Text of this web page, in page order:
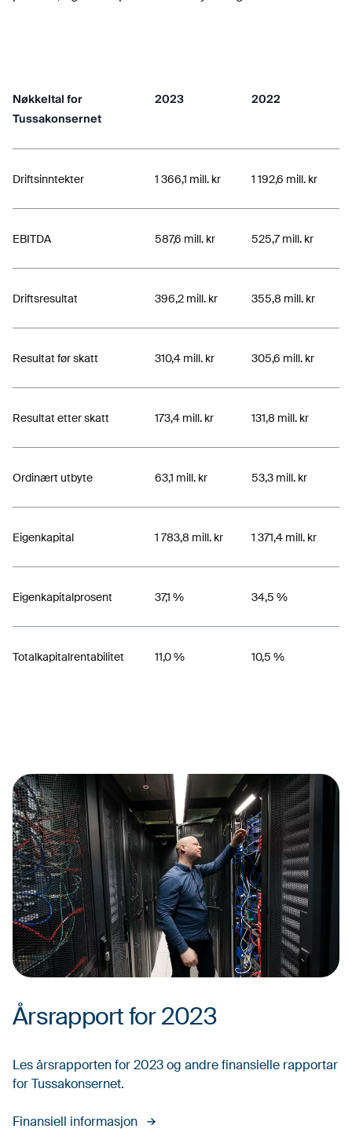
Nøkkeltal for
Tussakonsernet
2023 2022
Driftsinntekter 1 366,1 mill. kr 1 192,6 mill. kr
EBITDA 587,6 mill. kr 525,7 mill. kr
Driftsresultat 396,2 mill. kr 355,8 mill. kr
Resultat før skatt 310,4 mill. kr 305,6 mill. kr
Resultat etter skatt 173,4 mill. kr 131,8 mill. kr
Ordinært utbyte 63,1 mill. kr 53,3 mill. kr
Eigenkapital 1 783,8 mill. kr 1 371,4 mill. kr
Eigenkapitalprosent 37,1 % 34,5 %
Totalkapitalrentabilitet 11,0 % 10,5 %
Årsrapport for 2023
Les årsrapporten for 2023 og andre finansielle rapportar
for Tussakonsernet.
Finansiell informasjon